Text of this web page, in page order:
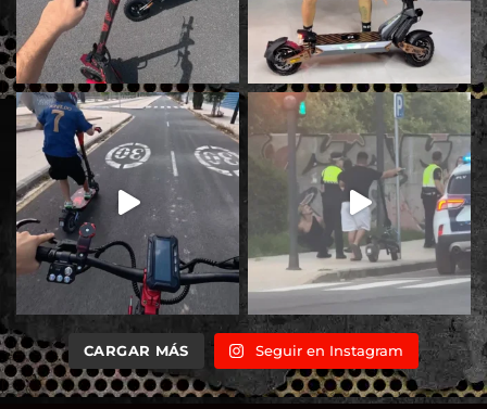
CARGAR MÁS Seguir en Instagram